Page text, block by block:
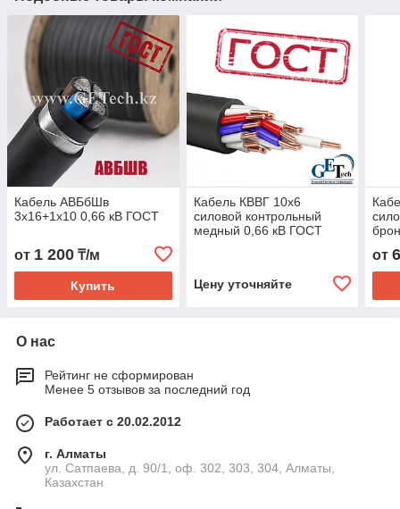
Кабель АВБбШв
3х16+1х10 0,66 кВ ГОСТ
от 1 200 ₸/м
Купить
Кабель КВВГ 10х6
силовой контрольный
медный 0,66 кВ ГОСТ
Цену уточняйте
от
О нас
Рейтинг не сформирован
Менее 5 отзывов за последний год
Работает с 20.02.2012
г. Алматы
ул. Сатпаева, д. 90/1, оф. 302, 303, 304, Алматы,
Казахстан